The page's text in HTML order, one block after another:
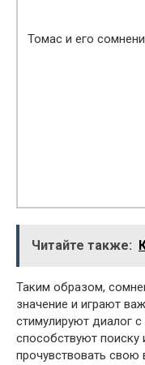
Томас и его
Читайте также:
Таким образом,
значение и играют
стимулируют диалог
способствуют поиску
прочувствовать свою